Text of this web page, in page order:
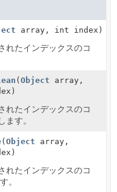
array, int index)
れたインデックスのコ
(Object array,
れたインデックスのコ
ます。
(Object array,
れたインデックスのコ
。